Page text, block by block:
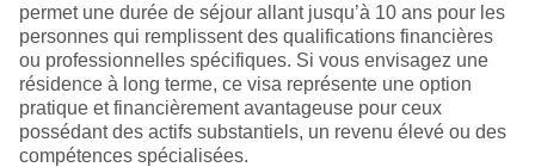
permet une durée de séjour allant jusqu’à 10 ans pour les
personnes qui remplissent des qualifications financières
ou professionnelles spécifiques. Si vous envisagez une
résidence à long terme, ce visa représente une option
pratique et financièrement avantageuse pour ceux
possédant des actifs substantiels, un revenu élevé ou des
compétences spécialisées.